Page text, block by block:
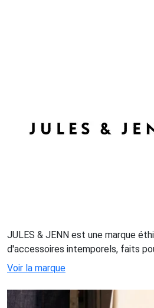
JULES & JENN est une marque
d'accessoires intemporels, faits
Voir la marque